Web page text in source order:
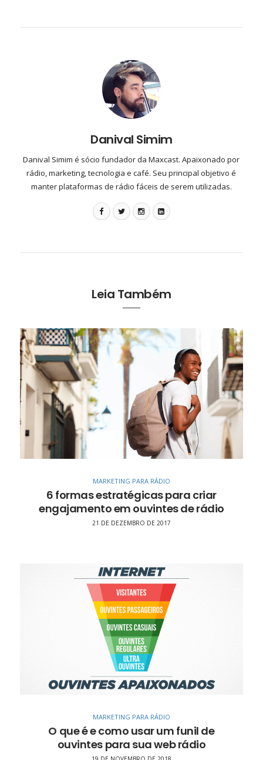
Danival Simim
Danival Simim é sócio fundador da Maxcast. Apaixonado por
rádio, marketing, tecnologia e café. Seu principal objetivo é
manter plataformas de rádio fáceis de serem utilizadas.
Leia Também
MARKETING PARA RÁDIO
6 formas estratégicas para criar
engajamento em ouvintes de rádio
21 DE DEZEMBRO DE 2017
MARKETING PARA RÁDIO
O que é e como usar um funil de
ouvintes para sua web rádio